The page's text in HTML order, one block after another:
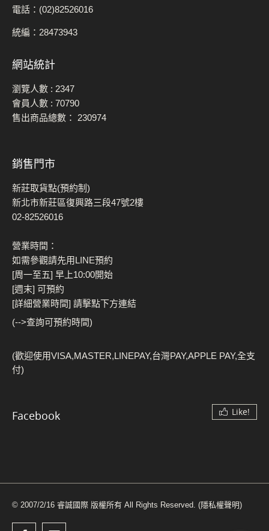
電話：(02)82526016
統編：28473943
網站統計
瀏覽人數 : 2347
會員人數 : 70790
售出商品總數： 230974
銷售門市
新莊取貨點(預約制)
新北市新莊區復興路三段47號2樓
02-82526016
營業時間：
如需參觀請先用LINE預約
[周一至五] 早上10:00開始
[週末] 可預約
[詳細營業時間] 請擊點下方連結
(-->查詢可預約時間)
(歡迎使用VISA,MASTER,LINEPAY,台灣PAY,APPLE PAY,全支
付)
Facebook Like!
© 2007/2/16 睿誠國際 版權所有 All Rights Reserved. (隱私權聲明)